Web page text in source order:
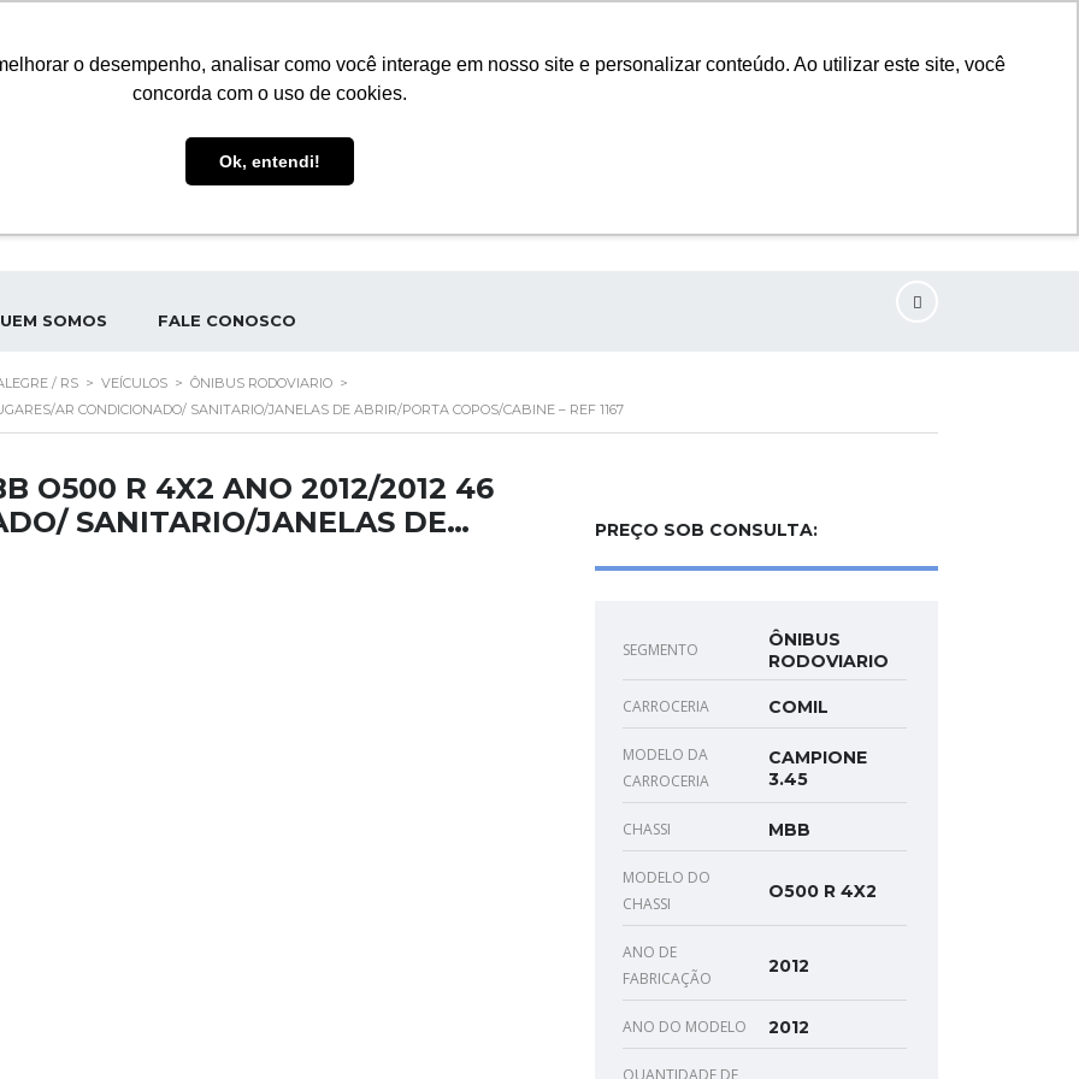
o desempenho, analisar como você interage em nosso site e personalizar conteúdo. Ao utilizar este site, você
concorda com o uso de cookies.
Ok, entendi!
SOMOS FALE CONOSCO
/ RS > VEÍCULOS > ÔNIBUS RODOVIARIO >
AR CONDICIONADO/ SANITARIO/JANELAS DE ABRIR/PORTA COPOS/CABINE – REF 1167
O500 R 4X2 ANO 2012/2012 46
SANITARIO/JANELAS DE
– REF 1167
PREÇO SOB CONSULTA:
SEGMENTO
ÔNIBUS
RODOVIARIO
CARROCERIA COMIL
MODELO DA
CARROCERIA
CAMPIONE
3.45
CHASSI MBB
MODELO DO
CHASSI
O500 R 4X2
ANO DE
FABRICAÇÃO
2012
ANO DO MODELO 2012
QUANTIDADE DE